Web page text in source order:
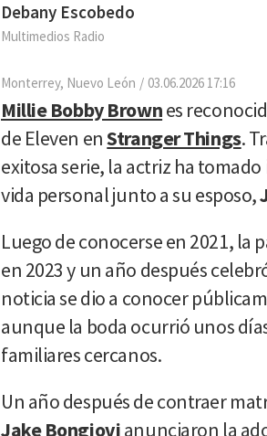
Debany Escobedo
Multimedios Radio
Monterrey, Nuevo León 03.06.2026 17:16
Millie Bobby Brownes
de Eleven enStranger Things.
exitosa serie, la actriz ha
vida personal junto a su esposo,
Luego de conocerse en 2021, la
en 2023 y un año después
noticia se dio a conocer
aunque la boda ocurrió unos
familiares cercanos.
Un año después de contraer
Jake Bongiovianunciaron la